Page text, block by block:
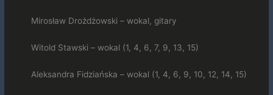
Mirosław Drożdżowski – wokal, gitary
Witold Stawski – wokal (1, 4, 6, 7, 9, 13, 15)
Aleksandra Fidziańska – wokal (1, 4, 6, 9, 10, 12, 14, 15)